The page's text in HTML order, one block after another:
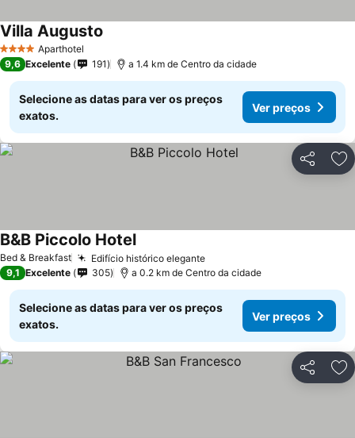
4 EstrelasAparthotel
Villa Augusto
9,6 Excelente 191 a 1.4 km de Centro da cidade
Selecione as datas para ver os preços
exatos.
Ver preços
Partilhar
Bed & Breakfast Edifício histórico elegante
B&B Piccolo Hotel
9,1 Excelente 305 a 0.2 km de Centro da cidade
Selecione as datas para ver os preços
exatos.
Ver preços
Partilhar